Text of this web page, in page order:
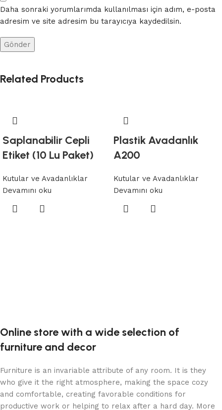
Daha sonraki yorumlarımda kullanılması için adım, e-posta
adresim ve site adresim bu tarayıcıya kaydedilsin.
Related Products
Saplanabilir Cepli
Etiket (10 Lu Paket)
Kutular ve Avadanlıklar
Devamını oku
Plastik Avadanlık
A200
Kutular ve Avadanlıklar
Devamını oku
Online store with a wide selection of
furniture and decor
Furniture is an invariable attribute of any room. It is they
who give it the right atmosphere, making the space cozy
and comfortable, creating favorable conditions for
productive work or helping to relax after a hard day. More